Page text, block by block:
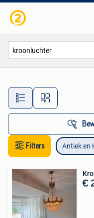
Filters Antiek en
€